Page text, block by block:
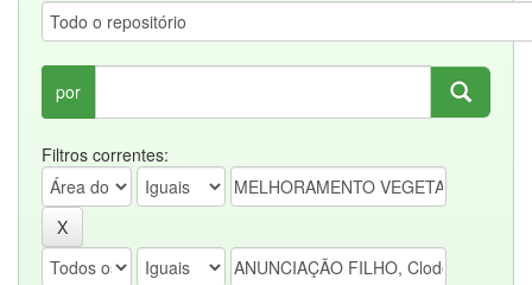
por
Filtros correntes: